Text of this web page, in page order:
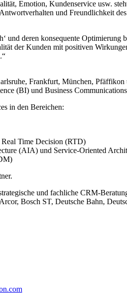
Emotion, Kundenservice usw.
und Freundlichkeit
und deren konsequente
der Kunden mit positiven
Frankfurt, München,
(BI) und Business
in den Bereichen:
Time Decision (RTD)
(AIA) und Service-Oriented
und fachliche CRM-
Bosch ST, Deutsche Bahn,